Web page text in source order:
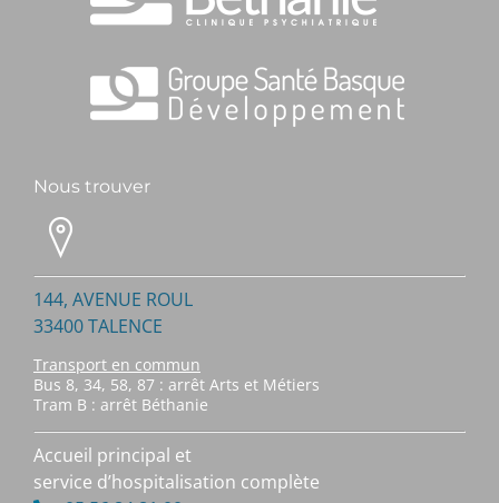
Nous trouver
144, AVENUE ROUL
33400 TALENCE
Transport en commun
Bus 8, 34, 58, 87 : arrêt Arts et Métiers
Tram B : arrêt Béthanie
Accueil principal et
service d’hospitalisation complète